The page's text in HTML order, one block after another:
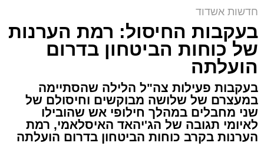
חדשות אשדוד
בעקבות החיסול: רמת הערנות
של כוחות הביטחון בדרום
הועלתה
בעקבות פעילות צה"ל הלילה שהסתיימה
במעצרם של שלושה מבוקשים וחיסולם של
שני מחבלים במהלך חילופי אש שהובילו
לאיומי תגובה של הג'יהאד האיסלאמי, רמת
הערנות בקרב כוחות הביטחון בדרום הועלתה